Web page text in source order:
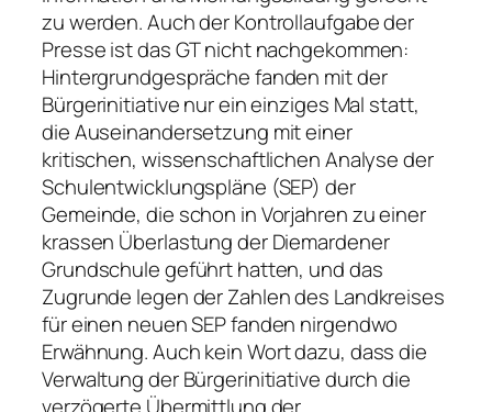
zu werden. Auch der Kontrollaufgabe der
Presse ist das GT nicht nachgekommen:
Hintergrundgespräche fanden mit der
Bürgerinitiative nur ein einziges Mal statt,
die Auseinandersetzung mit einer
kritischen, wissenschaftlichen Analyse der
Schulentwicklungspläne (SEP) der
Gemeinde, die schon in Vorjahren zu einer
krassen Überlastung der Diemardener
Grundschule geführt hatten, und das
Zugrunde legen der Zahlen des Landkreises
für einen neuen SEP fanden nirgendwo
Erwähnung. Auch kein Wort dazu, dass die
Verwaltung der Bürgerinitiative durch die